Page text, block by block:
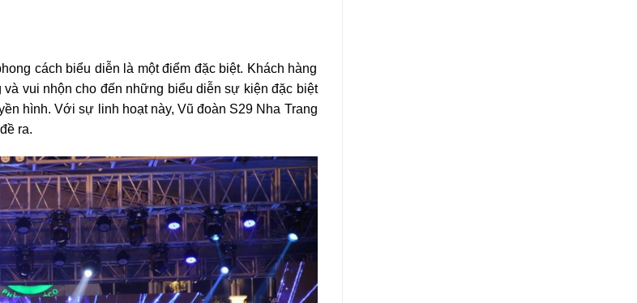
cách biểu diễn là một điểm đặc biệt. Khách hàng
vui nhộn cho đến những biểu diễn sự kiện đặc biệt
hình. Với sự linh hoạt này, Vũ đoàn S29 Nha Trang
ra.